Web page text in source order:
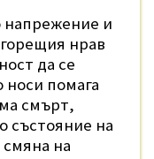
и
нрав
да се
носи помага
смърт,
състояние на
на